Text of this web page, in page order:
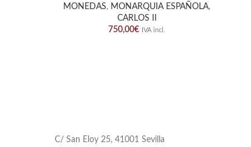
MONEDAS, MONARQUIA ESPAÑOLA,
CARLOS II
750,00€ IVA incl.
C/ San Eloy 25, 41001 Sevilla